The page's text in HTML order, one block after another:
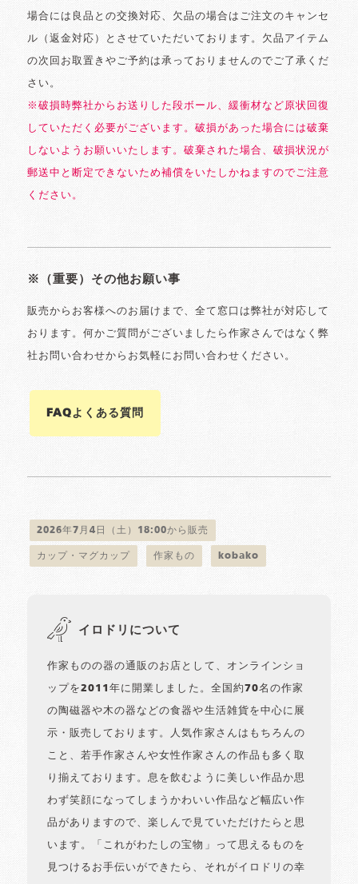
場合には良品との交換対応、欠品の場合はご注文のキャンセ
ル（返金対応）とさせていただいております。欠品アイテム
の次回お取置きやご予約は承っておりませんのでご了承くだ
さい。
※破損時弊社からお送りした段ボール、緩衝材など原状回復
していただく必要がございます。破損があった場合には破棄
しないようお願いいたします。破棄された場合、破損状況が
郵送中と断定できないため補償をいたしかねますのでご注意
ください。
※（重要）その他お願い事
販売からお客様へのお届けまで、全て窓口は弊社が対応して
おります。何かご質問がございましたら作家さんではなく弊
社お問い合わせからお気軽にお問い合わせください。
FAQよくある質問
2026年7月4日（土）18:00から販売
カップ・マグカップ 作家もの kobako
イロドリについて
作家ものの器の通販のお店として、オンラインショ
ップを2011年に開業しました。全国約70名の作家
の陶磁器や木の器などの食器や生活雑貨を中心に展
示・販売しております。人気作家さんはもちろんの
こと、若手作家さんや女性作家さんの作品も多く取
り揃えております。息を飲むように美しい作品か思
わず笑顔になってしまうかわいい作品など幅広い作
品がありますので、楽しんで見ていただけたらと思
います。「これがわたしの宝物」って思えるものを
見つけるお手伝いができたら、それがイロドリの幸